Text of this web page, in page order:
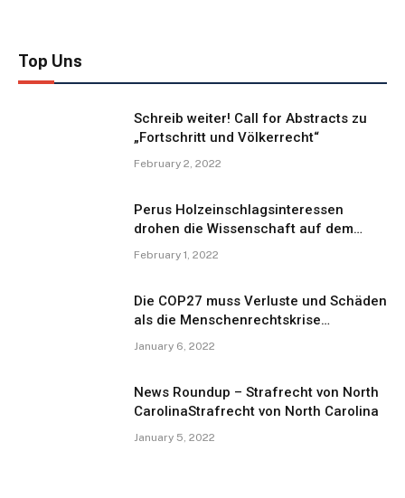
Top Uns
Schreib weiter! Call for Abstracts zu
„Fortschritt und Völkerrecht“
February 2, 2022
Perus Holzeinschlagsinteressen
drohen die Wissenschaft auf dem
Global Wildlife Summit zu überstimmen
February 1, 2022
Die COP27 muss Verluste und Schäden
als die Menschenrechtskrise
behandeln, die sie ist
January 6, 2022
News Roundup – Strafrecht von North
CarolinaStrafrecht von North Carolina
January 5, 2022